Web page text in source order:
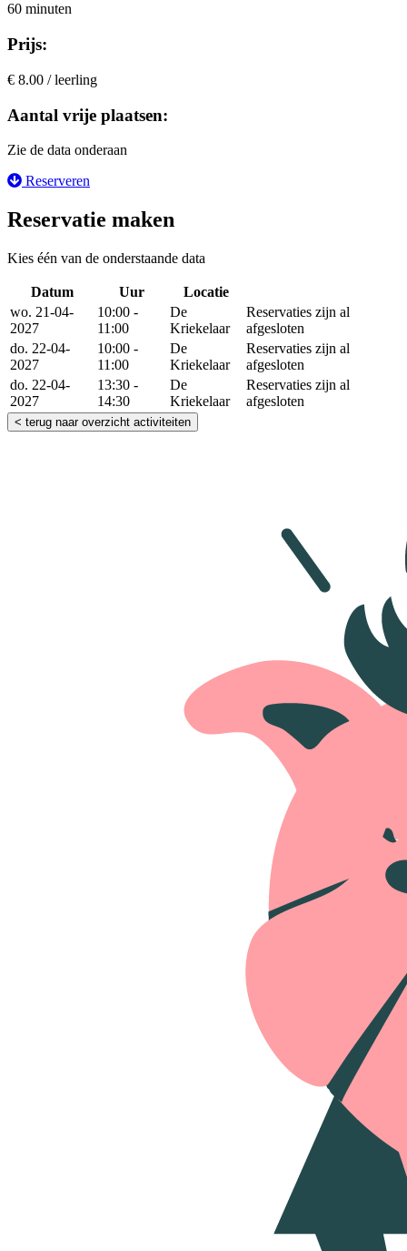
60 minuten
Prijs:
€ 8.00 / leerling
Aantal vrije plaatsen:
Zie de data onderaan
Reserveren
Reservatie maken
Kies één van de onderstaande data
Datum Uur Locatie
wo. 21-04-
2027
10:00 -
11:00
De
Kriekelaar
Reservaties zijn al
afgesloten
do. 22-04-
2027
10:00 -
11:00
De
Kriekelaar
Reservaties zijn al
afgesloten
do. 22-04-
2027
13:30 -
14:30
De
Kriekelaar
Reservaties zijn al
afgesloten
< terug naar overzicht activiteiten